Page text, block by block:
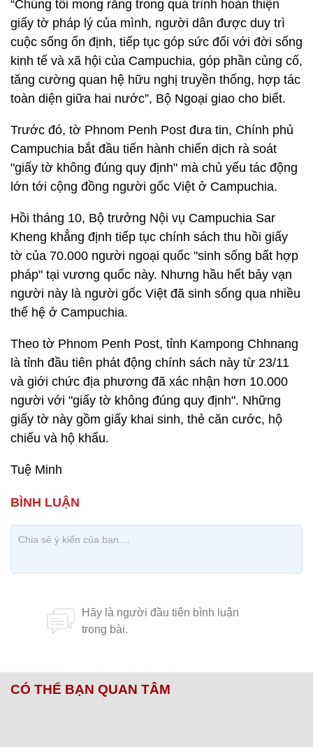
“Chúng tôi mong rằng trong quá trình hoàn thiện
giấy tờ pháp lý của mình, người dân được duy trì
cuộc sống ổn định, tiếp tục góp sức đối với đời sống
kinh tế và xã hội của Campuchia, góp phần củng cố,
tăng cường quan hệ hữu nghị truyền thống, hợp tác
toàn diện giữa hai nước”, Bộ Ngoại giao cho biết.
Trước đó, tờ Phnom Penh Post đưa tin, Chính phủ
Campuchia bắt đầu tiến hành chiến dịch rà soát
"giấy tờ không đúng quy định" mà chủ yếu tác động
lớn tới cộng đồng người gốc Việt ở Campuchia.
Hồi tháng 10, Bộ trưởng Nội vụ Campuchia Sar
Kheng khẳng định tiếp tục chính sách thu hồi giấy
tờ của 70.000 người ngoại quốc "sinh sống bất hợp
pháp" tại vương quốc này. Nhưng hầu hết bảy vạn
người này là người gốc Việt đã sinh sống qua nhiều
thế hệ ở Campuchia.
Theo tờ Phnom Penh Post, tỉnh Kampong Chhnang
là tỉnh đầu tiên phát động chính sách này từ 23/11
và giới chức địa phương đã xác nhận hơn 10.000
người với "giấy tờ không đúng quy định". Những
giấy tờ này gồm giấy khai sinh, thẻ căn cước, hộ
chiếu và hộ khẩu.
Tuệ Minh
CÓ THỂ BẠN QUAN TÂM